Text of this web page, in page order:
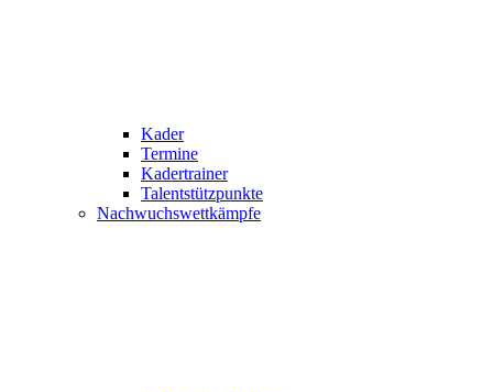
Kader
Termine
Kadertrainer
Talentstützpunkte
Nachwuchswettkämpfe